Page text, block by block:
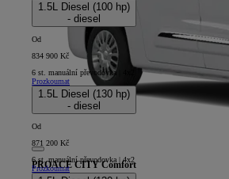
PROACE CITY Comfort
1.5L Diesel (100 hp)
- diesel
Od
834 900 Kč
6 st. manuální převodovka | 4x2
Prozkoumat
1.5L Diesel (130 hp)
- diesel
Od
871 200 Kč
6 st. manuální převodovka | 4x2
Prozkoumat